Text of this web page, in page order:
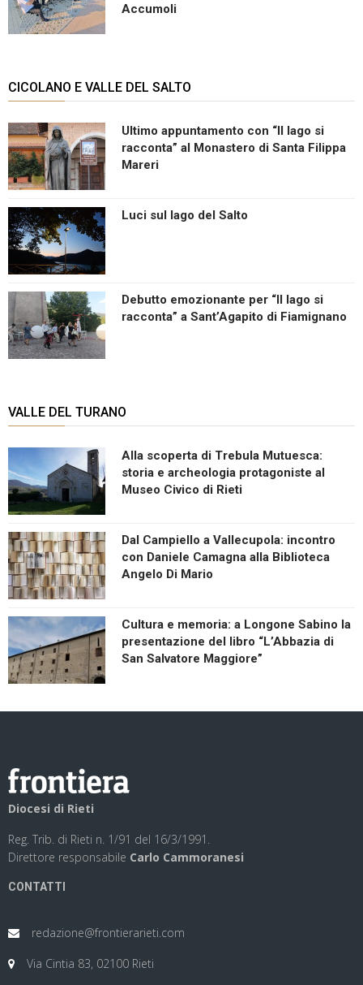
Accumoli
CICOLANO E VALLE DEL SALTO
Ultimo appuntamento con “Il lago si
racconta” al Monastero di Santa Filippa
Mareri
Luci sul lago del Salto
Debutto emozionante per “Il lago si
racconta” a Sant’Agapito di Fiamignano
VALLE DEL TURANO
Alla scoperta di Trebula Mutuesca:
storia e archeologia protagoniste al
Museo Civico di Rieti
Dal Campiello a Vallecupola: incontro
con Daniele Camagna alla Biblioteca
Angelo Di Mario
Cultura e memoria: a Longone Sabino la
presentazione del libro “L’Abbazia di
San Salvatore Maggiore”
Diocesi di Rieti
Reg. Trib. di Rieti n. 1/91 del 16/3/1991.
Direttore responsabile Carlo Cammoranesi
CONTATTI
redazione@frontierarieti.com
Via Cintia 83, 02100 Rieti